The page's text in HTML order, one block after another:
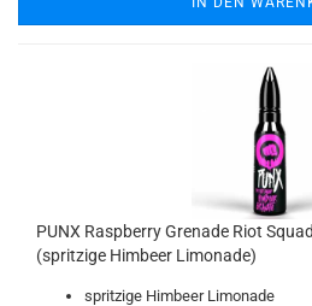
PUNX Raspberry Grenade Riot
(spritzige Himbeer Limonade)
spritzige Himbeer Limonade